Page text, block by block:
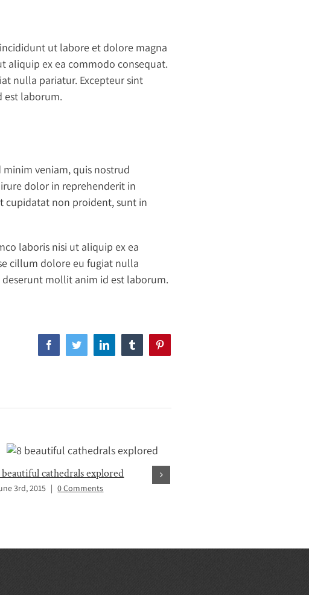
ut labore et dolore magna
aliquip ex ea commodo consequat.
nulla pariatur. Excepteur sint
est laborum.
veniam, quis nostrud
dolor in reprehenderit in
cupidatat non proident, sunt in
laboris nisi ut aliquip ex ea
cillum dolore eu fugiat nulla
mollit anim id est laborum.
FacebookTwitterLinkedIn Tumblr
beautiful cathedrals explored
3rd, 2015 | 0 Comments